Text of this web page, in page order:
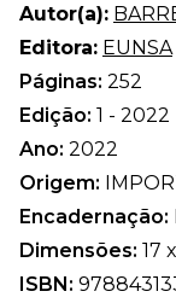
Autor(a):
Editora: EUNSA
Páginas: 252
Edição: 1 - 2022
Ano: 2022
Origem:
Encadernação:
Dimensões: 17
ISBN: